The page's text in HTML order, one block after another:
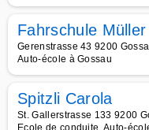
Fahrschule Müller
Gerenstrasse 43 9200
Auto-école à Gossau
Spitzli Carola
St. Gallerstrasse 133 9200
Ecole de conduite, Auto-